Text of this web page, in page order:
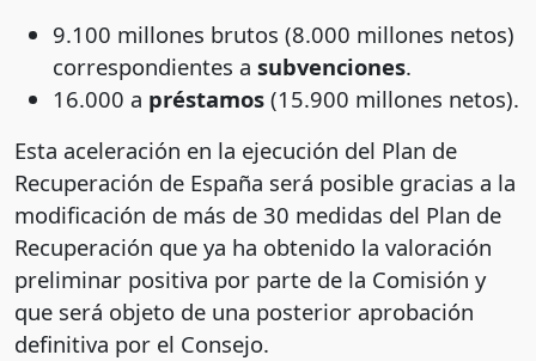
9.100 millones brutos (8.000 millones netos)
correspondientes a subvenciones.
16.000 a préstamos (15.900 millones netos).
Esta aceleración en la ejecución del Plan de
Recuperación de España será posible gracias a la
modificación de más de 30 medidas del Plan de
Recuperación que ya ha obtenido la valoración
preliminar positiva por parte de la Comisión y
que será objeto de una posterior aprobación
definitiva por el Consejo.